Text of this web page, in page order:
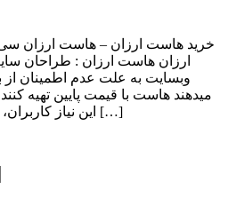
خرید هاست ارزان – هاست ارزان
ارزان هاست ارزان : طراحان
وبسایت به علت عدم اطمینان
میدهند هاست با قیمت پایین تهیه
این نیاز کاربران، اقدام به ایجاد هاست ارزان و […]